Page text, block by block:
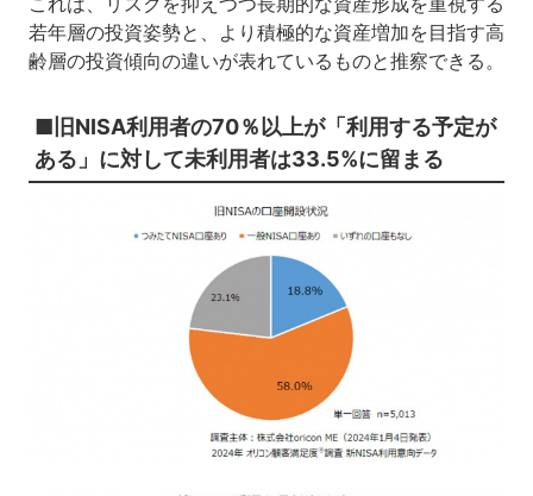
若年層の投資姿勢と、より積極的な資産増加を目指す高
齢層の投資傾向の違いが表れているものと推察できる。
■旧NISA利用者の70％以上が「利用する予定が
ある」に対して未利用者は33.5%に留まる